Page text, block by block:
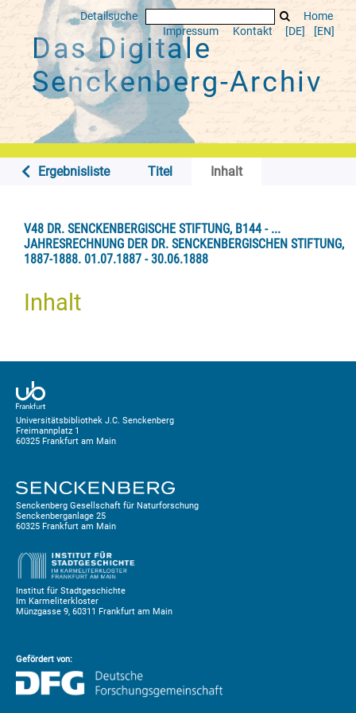
Detailsuche
Home
Impressum
Kontakt [DE] [EN]
Das Digitale
Senckenberg-Archiv
Ergebnisliste Titel Inhalt
V48 DR. SENCKENBERGISCHE STIFTUNG, B144 - ...
JAHRESRECHNUNG DER DR. SENCKENBERGISCHEN STIFTUNG,
1887-1888. 01.07.1887 - 30.06.1888
Inhalt
Universitätsbibliothek J.C. Senckenberg
Freimannplatz 1
60325 Frankfurt am Main
Senckenberg Gesellschaft für Naturforschung
Senckenberganlage 25
60325 Frankfurt am Main
Institut für Stadtgeschichte
Im Karmeliterkloster
Münzgasse 9, 60311 Frankfurt am Main
Gefördert von: